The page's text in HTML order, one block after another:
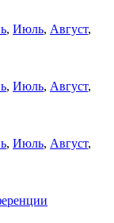
, Июль, Август,
, Июль, Август,
, Июль, Август,